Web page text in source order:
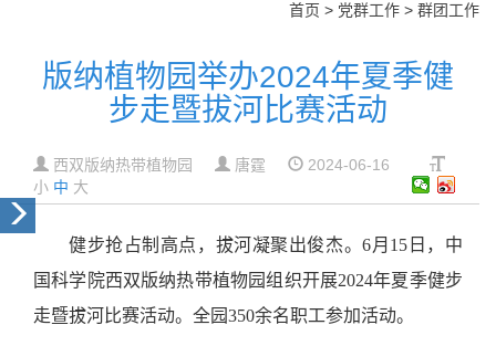
首页 > 党群工作 > 群团工作
版纳植物园举办2024年夏季健
步走暨拔河比赛活动
西双版纳热带植物园 唐霆
2024-06-16
小 中 大
健步抢占制高点，拔河凝聚出俊杰。6月15日，中
国科学院西双版纳热带植物园组织开展2024年夏季健步
走暨拔河比赛活动。全园350余名职工参加活动。